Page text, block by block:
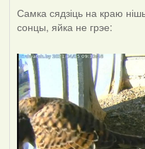
Самка сядзіць на краю
сонцы, яйка не грэе: